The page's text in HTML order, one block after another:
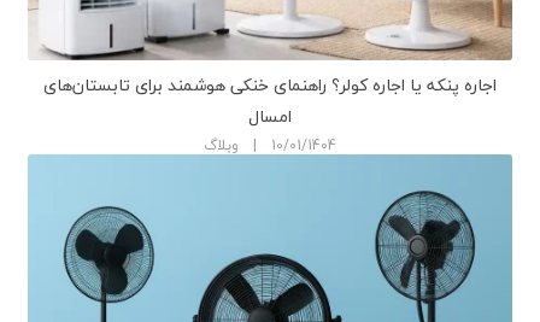
اجاره پنکه یا اجاره کولر؟ راهنمای خنکی هوشمند برای تابستان‌های
امسال
10/01/1404 | وبلاگ